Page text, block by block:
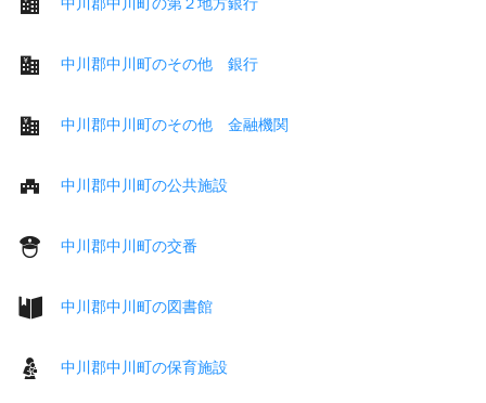
中川郡中川町のその他 銀行
中川郡中川町のその他 金融機関
中川郡中川町の公共施設
中川郡中川町の交番
中川郡中川町の図書館
中川郡中川町の保育施設